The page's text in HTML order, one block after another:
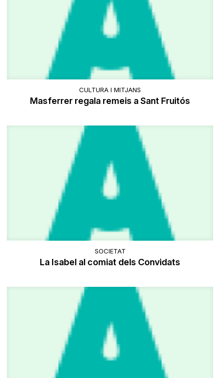
CULTURA I MITJANS
Masferrer regala remeis a Sant Fruitós
SOCIETAT
La Isabel al comiat dels Convidats